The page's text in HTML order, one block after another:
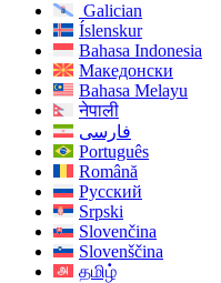
Galician
Íslenskur
Bahasa Indonesia
Македонски
Bahasa Melayu
नेपाली
فارسی
Português
Română
Русский
Srpski
Slovenčina
Slovenščina
தமிழ்